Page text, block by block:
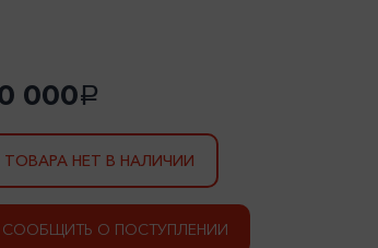
000a
ТОВАРА НЕТ В НАЛИЧИИ
СООБЩИТЬ О ПОСТУПЛЕНИИ